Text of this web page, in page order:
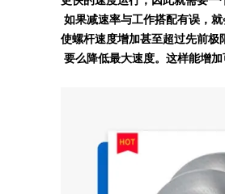
如果减速率与工作搭配有误，
使螺杆速度增加甚至超过先前极
要么降低最大速度。这样能增